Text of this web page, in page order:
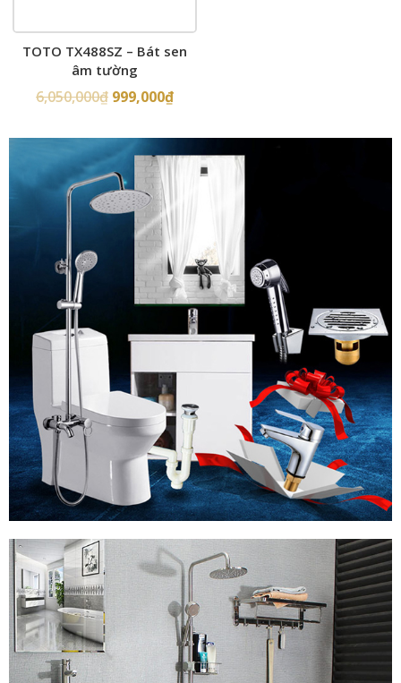
TOTO TX488SZ – Bát sen
âm tường
6,050,000₫ 999,000₫